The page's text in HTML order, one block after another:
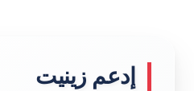
إدعم زينيت